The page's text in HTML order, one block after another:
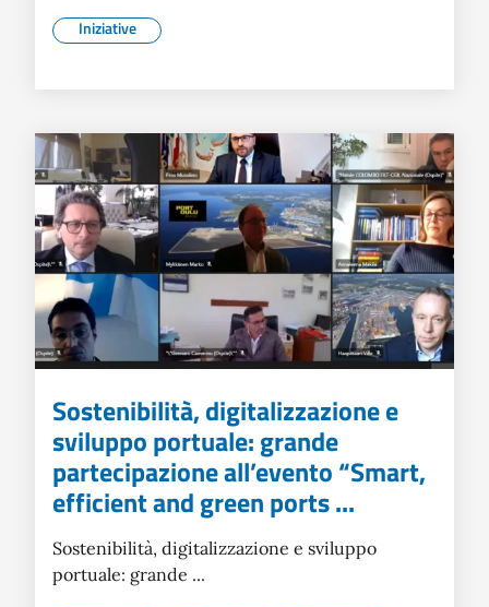
Iniziative
Sostenibilità, digitalizzazione e
sviluppo portuale: grande
partecipazione all’evento “Smart,
efficient and green ports ...
Sostenibilità, digitalizzazione e sviluppo
portuale: grande ...